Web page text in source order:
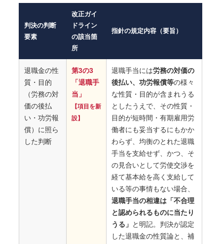
判決の判断
要素
改正ガイ
ドライン
の該当箇
所
指針の規定内容（要旨）
退職金の性
質・目的
（労務の対
価の後払
い・功労報
償）に照ら
した判断
第3の3
「退職手
当」
【項目を新
設】
退職手当には労務の対価の
後払い、功労報償等の様々
な性質・目的が含まれうる
としたうえで、その性質・
目的が短時間・有期雇用労
働者にも妥当するにもかか
わらず、均衡のとれた退職
手当を支給せず、かつ、そ
の見合いとして労使交渉を
経て基本給を高く支給して
いる等の事情もない場合、
退職手当の相違は「不合理
と認められるものに当たり
うる」 と明記。判決が認定
した退職金の性質論と、補